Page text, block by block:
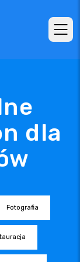
dla
Fotografia